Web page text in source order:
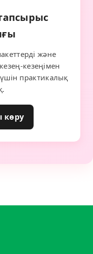
және
кезеңімен
практикалық
көру